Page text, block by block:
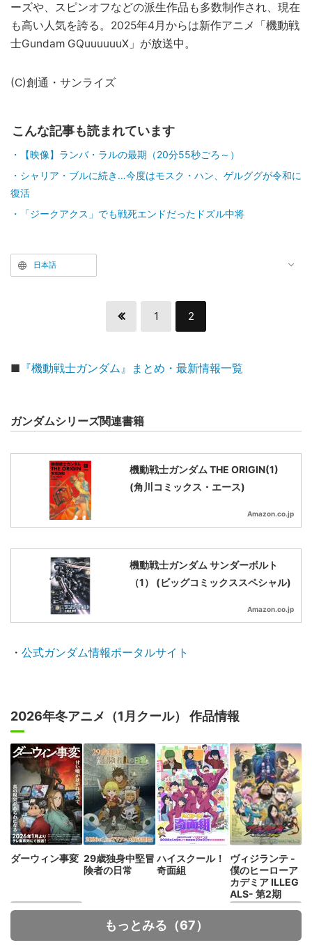
ーズや、スピンオフなどの派生作品も多数制作され、現在
も高い人気を誇る。2025年4月からは新作アニメ「機動戦
士Gundam GQuuuuuuX」が放送中。
(C)創通・サンライズ
こんな記事も読まれています
【映像】ランバ・ラルの最期（20分55秒ごろ～）
シャリア・ブルに続き…今度はモスク・ハン、ゲルググが令和に
復活
「ジークアクス」でも戦死エンドだったドズル中将
日本語
1 2
■ 『機動戦士ガンダム』まとめ・最新情報一覧
ガンダムシリーズ関連書籍
機動戦士ガンダム THE ORIGIN(1)
(角川コミックス・エース)
Amazon.co.jp
機動戦士ガンダム サンダーボルト
（1） (ビッグコミックススペシャル)
Amazon.co.jp
・ 公式ガンダム情報ポータルサイト
2026年冬アニメ（1月クール） 作品情報
ダーウィン事変 29歳独身中堅冒
険者の日常
ハイスクール！
奇面組
ヴィジランテ -
僕のヒーローア
カデミア ILLEG
ALS- 第2期
もっとみる（67）